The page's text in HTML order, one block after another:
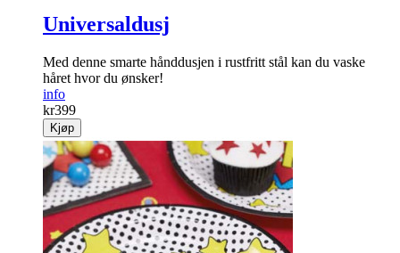
Universaldusj
Med denne smarte hånddusjen i rustfritt stål kan du vaske
håret hvor du ønsker!
info
kr399
Kjøp